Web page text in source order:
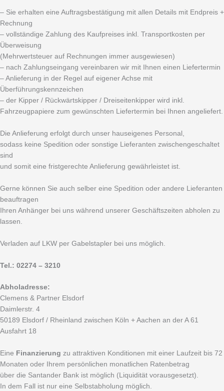
– Sie erhalten eine Auftragsbestätigung mit allen Details mit Endpreis +
Rechnung
– vollständige Zahlung des Kaufpreises inkl. Transportkosten per
Überweisung
(Mehrwertsteuer auf Rechnungen immer ausgewiesen)
– nach Zahlungseingang vereinbaren wir mit Ihnen einen Liefertermin
– Anlieferung in der Regel auf eigener Achse mit
Überführungskennzeichen
– der Kipper / Rückwärtskipper / Dreiseitenkipper wird inkl.
Fahrzeugpapiere zum gewünschten Liefertermin bei Ihnen angeliefert.
Die Anlieferung erfolgt durch unser hauseigenes Personal,
sodass keine Spedition oder sonstige Lieferanten zwischengeschaltet
sind
und somit eine fristgerechte Anlieferung gewährleistet ist.
Gerne können Sie auch selber eine Spedition oder andere Lieferanten
beauftragen
Ihren Anhänger bei uns während unserer Geschäftszeiten abholen zu
lassen.
Verladen auf LKW per Gabelstapler bei uns möglich.
Tel.: 02274 – 3210
Abholadresse:
Clemens & Partner Elsdorf
Daimlerstr. 4
50189 Elsdorf / Rheinland zwischen Köln + Aachen an der A 61
Ausfahrt 18
Eine Finanzierung zu attraktiven Konditionen mit einer Laufzeit bis 72
Monaten oder Ihrem persönlichen monatlichen Ratenbetrag
über die Santander Bank ist möglich (Liquidität vorausgesetzt).
In dem Fall ist nur eine Selbstabholung möglich.